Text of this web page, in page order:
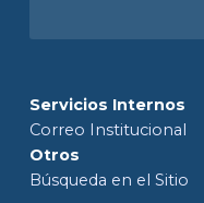
Servicios Internos
Correo Institucional
Otros
Búsqueda en el Sitio